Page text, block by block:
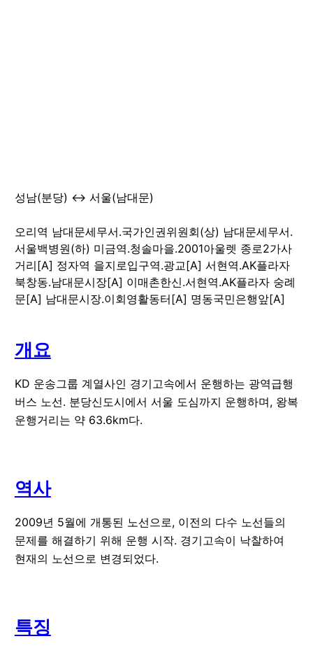
성남(분당) ↔ 서울(남대문)
오리역 남대문세무서.국가인권위원회(상) 남대문세무서.
서울백병원(하) 미금역.청솔마을.2001아울렛 종로2가사
거리[A] 정자역 을지로입구역.광교[A] 서현역.AK플라자
북창동.남대문시장[A] 이매촌한신.서현역.AK플라자 숭례
문[A] 남대문시장.이회영활동터[A] 명동국민은행앞[A]
개요
KD 운송그룹 계열사인 경기고속에서 운행하는 광역급행
버스 노선. 분당신도시에서 서울 도심까지 운행하며, 왕복
운행거리는 약 63.6km다.
역사
2009년 5월에 개통된 노선으로, 이전의 다수 노선들의
문제를 해결하기 위해 운행 시작. 경기고속이 낙찰하여
현재의 노선으로 변경되었다.
특징